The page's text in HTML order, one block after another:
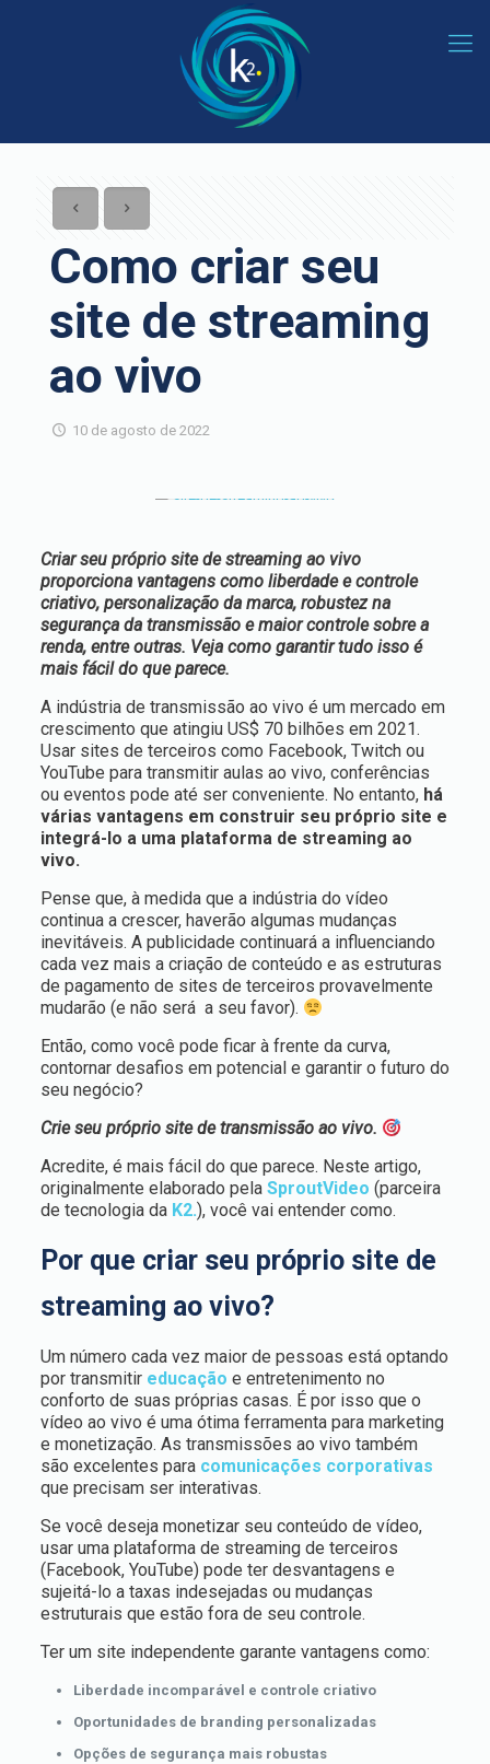
Como criar seu
site de streaming
ao vivo
10 de agosto de 2022
Criar seu próprio site de streaming ao vivo
proporciona vantagens como liberdade e controle
criativo, personalização da marca, robustez na
segurança da transmissão e maior controle sobre a
renda, entre outras. Veja como garantir tudo isso é
mais fácil do que parece.
A indústria de transmissão ao vivo é um mercado em
crescimento que atingiu US$ 70 bilhões em 2021.
Usar sites de terceiros como Facebook, Twitch ou
YouTube para transmitir aulas ao vivo, conferências
ou eventos pode até ser conveniente. No entanto, há
várias vantagens em construir seu próprio site e
integrá-lo a uma plataforma de streaming ao
vivo.
Pense que, à medida que a indústria do vídeo
continua a crescer, haverão algumas mudanças
inevitáveis. A publicidade continuará a influenciando
cada vez mais a criação de conteúdo e as estruturas
de pagamento de sites de terceiros provavelmente
mudarão (e não será a seu favor).
Então, como você pode ficar à frente da curva,
contornar desafios em potencial e garantir o futuro do
seu negócio?
Crie seu próprio site de transmissão ao vivo.
Acredite, é mais fácil do que parece. Neste artigo,
originalmente elaborado pela SproutVideo (parceira
de tecnologia da K2.), você vai entender como.
Por que criar seu próprio site de
streaming ao vivo?
Um número cada vez maior de pessoas está optando
por transmitir educação e entretenimento no
conforto de suas próprias casas. É por isso que o
vídeo ao vivo é uma ótima ferramenta para marketing
e monetização. As transmissões ao vivo também
são excelentes para comunicações corporativas
que precisam ser interativas.
Se você deseja monetizar seu conteúdo de vídeo,
usar uma plataforma de streaming de terceiros
(Facebook, YouTube) pode ter desvantagens e
sujeitá-lo a taxas indesejadas ou mudanças
estruturais que estão fora de seu controle.
Ter um site independente garante vantagens como:
Liberdade incomparável e controle criativo
Oportunidades de branding personalizadas
Opções de segurança mais robustas